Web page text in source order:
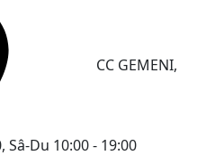
CC GEMENI,
Sâ-Du 10:00 - 19:00